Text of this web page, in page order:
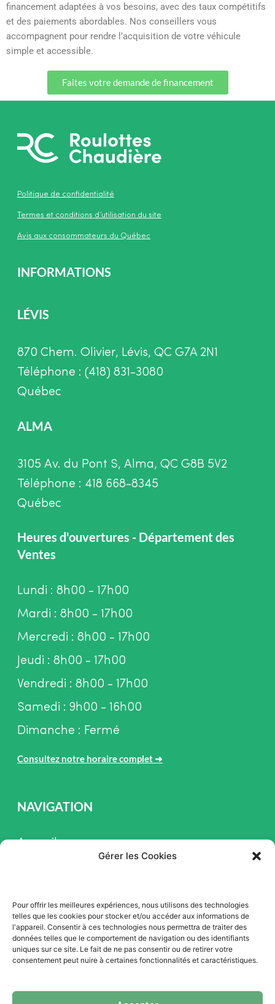
Gérer les Cookies
Pour offrir les meilleures expériences, nous utilisons des technologies
telles que les cookies pour stocker et/ou accéder aux informations de
l'appareil. Consentir à ces technologies nous permettra de traiter des
données telles que le comportement de navigation ou des identifiants
uniques sur ce site. Le fait de ne pas consentir ou de retirer votre
consentement peut nuire à certaines fonctionnalités et caractéristiques.
financement adaptées à vos besoins, avec des taux compétitifs
et des paiements abordables. Nos conseillers vous
accompagnent pour rendre l’acquisition de votre véhicule
simple et accessible.
Faites votre demande de financement
Politique de confidentialité
Termes et conditions d’utilisation du site
Avis aux consommateurs du Québec
INFORMATIONS
LÉVIS
870 Chem. Olivier, Lévis, QC G7A 2N1
Téléphone : (418) 831-3080
Québec
ALMA
3105 Av. du Pont S, Alma, QC G8B 5V2
Téléphone : 418 668-8345
Québec
Heures d'ouvertures - Département des
Ventes
Lundi : 8h00 - 17h00
Mardi : 8h00 - 17h00
Mercredi : 8h00 - 17h00
Jeudi : 8h00 - 17h00
Vendredi : 8h00 - 17h00
Samedi : 9h00 - 16h00
Dimanche : Fermé
Consultez notre horaire complet ➜
NAVIGATION
Accueil
Promotion
Blogue
Nous contacter